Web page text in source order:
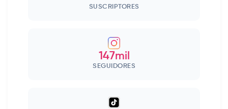
SUSCRIPTORES
147mil
SEGUIDORES